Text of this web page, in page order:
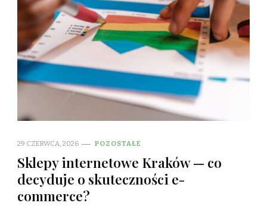
29 CZERWCA, 2026 POZOSTAŁE
Sklepy internetowe Kraków — co
decyduje o skuteczności e-
commerce?